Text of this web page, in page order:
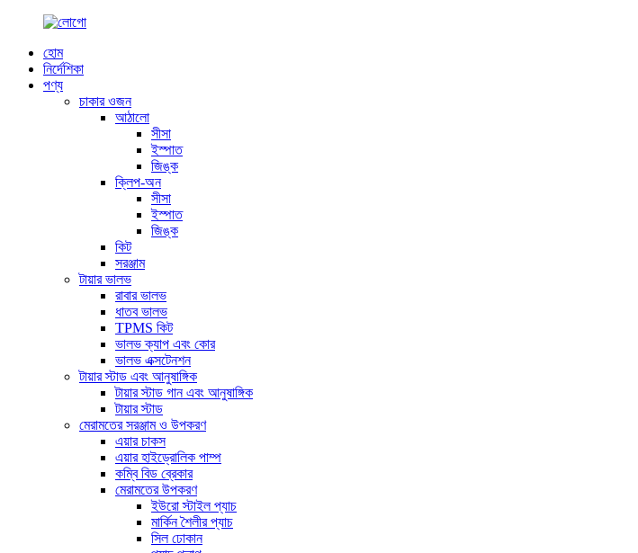
হোম
নির্দেশিকা
পণ্য
চাকার ওজন
আঠালো
সীসা
ইস্পাত
জিঙ্ক
ক্লিপ-অন
সীসা
ইস্পাত
জিঙ্ক
কিট
সরঞ্জাম
টায়ার ভালভ
রাবার ভালভ
ধাতব ভালভ
TPMS কিট
ভালভ ক্যাপ এবং কোর
ভালভ এক্সটেনশন
টায়ার স্টাড এবং আনুষাঙ্গিক
টায়ার স্টাড গান এবং আনুষাঙ্গিক
টায়ার স্টাড
মেরামতের সরঞ্জাম ও উপকরণ
এয়ার চাকস
এয়ার হাইড্রোলিক পাম্প
কম্বি বিড ব্রেকার
মেরামতের উপকরণ
ইউরো স্টাইল প্যাচ
মার্কিন শৈলীর প্যাচ
সিল ঢোকান